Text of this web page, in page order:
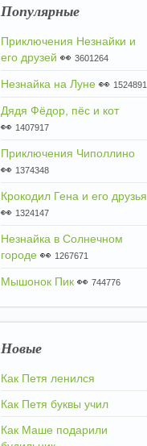
Популярные
Приключения Незнайки и
его друзей 👀 3601264
Незнайка на Луне 👀 1524891
Дядя Фёдор, пёс и кот
👀 1407917
Приключения Чиполлино
👀 1374348
Крокодил Гена и его друзья
👀 1324147
Незнайка в Солнечном
городе 👀 1267671
Мышонок Пик 👀 744776
Новые
Как Петя ленился
Как Петя буквы учил
Как Маше подарили